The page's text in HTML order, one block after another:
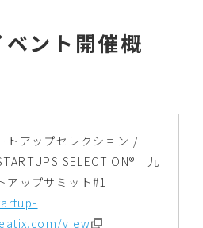
ベント開催概
トアップセレクション /
SELECTION® 九
アップサミット#1
view